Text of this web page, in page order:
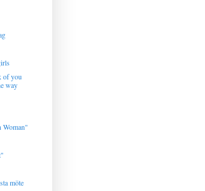
of you
way
Woman"
möte